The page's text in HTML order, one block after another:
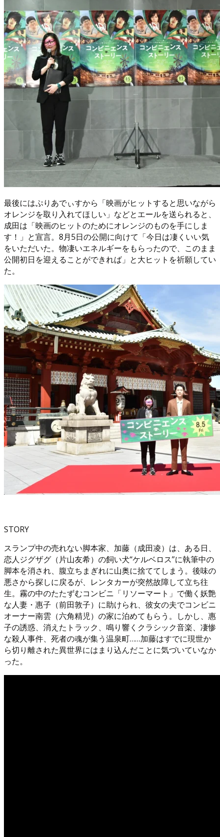
最後にはぷりあでぃすから「映画がヒットすると思いながら
オレンジを取り入れてほしい」などとエールを送られると、
成田は「映画のヒットのためにオレンジのものを手にしま
す！」と宣言。8月5日の公開に向けて「今日は凄くいい気
をいただいた。物凄いエネルギーをもらったので、このまま
公開初日を迎えることができれば」と大ヒットを祈願してい
た。
STORY
スランプ中の売れない脚本家、加藤（成田凌）は、ある日、
恋人ジグザグ（片山友希）の飼い犬“ケルベロス”に執筆中の
脚本を消され、腹立ちまぎれに山奥に捨ててしまう。後味の
悪さから探しに戻るが、レンタカーが突然故障して立ち往
生。霧の中のたたずむコンビニ「リソーマート」で働く妖艶
な人妻・惠子（前田敦子）に助けられ、彼女の夫でコンビニ
オーナー南雲（六角精児）の家に泊めてもらう。しかし、惠
子の誘惑、消えたトラック、鳴り響くクラシック音楽、凄惨
な殺人事件、死者の魂が集う温泉町……加藤はすでに現世か
ら切り離された異世界にはまり込んだことに気づいていなか
った。